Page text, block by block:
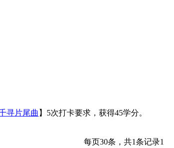
寻片尾曲 】 5次打卡要求，获得45学分。
每页30条，共1条记录1